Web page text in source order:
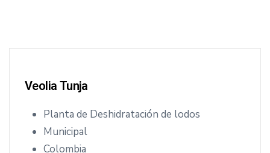
Veolia Tunja
Planta de Deshidratación de lodos
Municipal
Colombia